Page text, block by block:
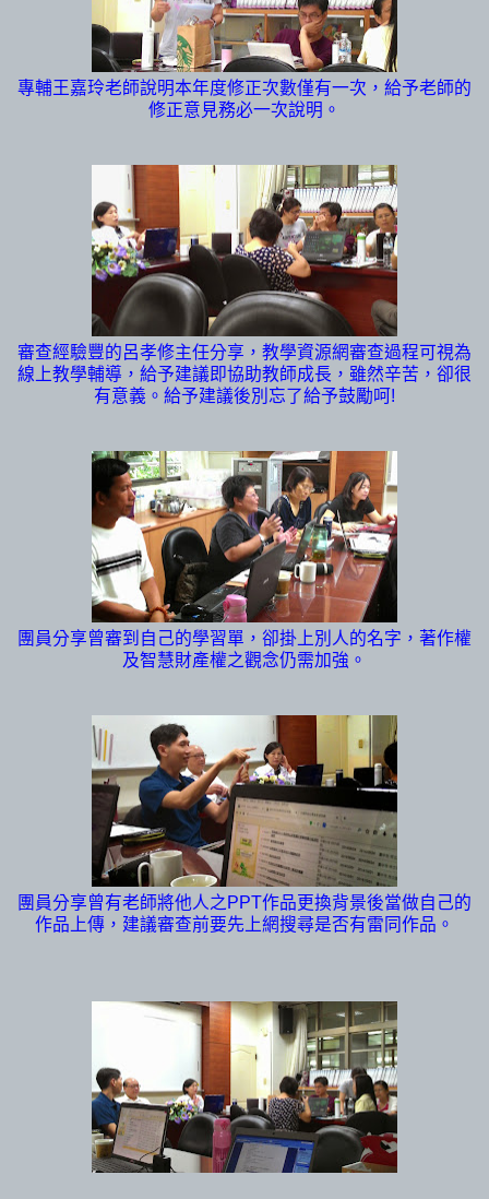
專輔王嘉玲老師說明本年度修正次數僅有一次，給予老師的
修正意見務必一次說明。
審查經驗豐的呂孝修主任分享，教學資源網審查過程可視為
線上教學輔導，給予建議即協助教師成長，雖然辛苦，卻很
有意義。給予建議後別忘了給予鼓勵呵!
團員分享曾審到自己的學習單，卻掛上別人的名字，著作權
及智慧財產權之觀念仍需加強。
團員分享曾有老師將他人之PPT作品更換背景後當做自己的
作品上傳，建議審查前要先上網搜尋是否有雷同作品。